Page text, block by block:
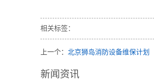
相关标签：
上一个： 北京狮岛消防设备维保计划
新闻资讯